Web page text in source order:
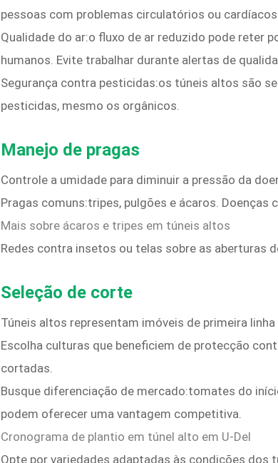
pessoas com problemas circulatórios ou
Qualidade do ar:o fluxo de ar reduzido pode reter
humanos. Evite trabalhar durante alertas de
Segurança contra pesticidas:os túneis altos são
pesticidas, mesmo os orgânicos.
Manejo de pragas
Controle a umidade para diminuir a pressão da
Pragas comuns:tripes, pulgões e ácaros. Doenças
Mais sobre ácaros e tripes em túneis altos
Redes contra insetos ou telas sobre as aberturas
Seleção de corte
Túneis altos representam imóveis de primeira
Escolha culturas que beneficiem de protecção
cortadas.
Busque diferenciação de mercado:tomates do
podem oferecer uma vantagem competitiva.
Cronograma de plantio em túnel alto em U‑Del
Opte por variedades adaptadas às condições dos